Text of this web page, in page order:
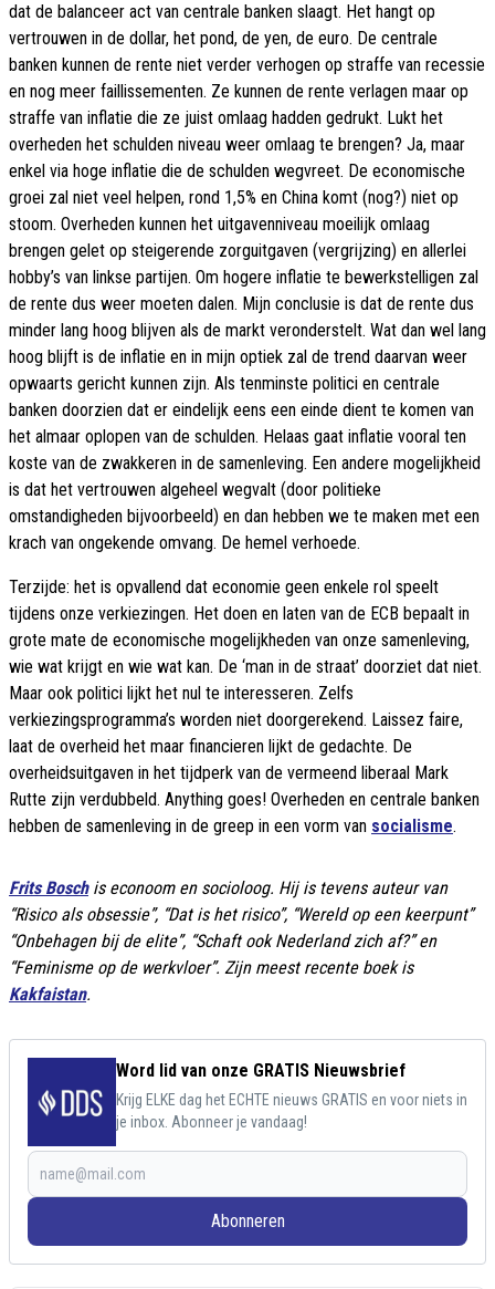
dat de balanceer act van centrale banken slaagt. Het hangt op
vertrouwen in de dollar, het pond, de yen, de euro. De centrale
banken kunnen de rente niet verder verhogen op straffe van recessie
en nog meer faillissementen. Ze kunnen de rente verlagen maar op
straffe van inflatie die ze juist omlaag hadden gedrukt. Lukt het
overheden het schulden niveau weer omlaag te brengen? Ja, maar
enkel via hoge inflatie die de schulden wegvreet. De economische
groei zal niet veel helpen, rond 1,5% en China komt (nog?) niet op
stoom. Overheden kunnen het uitgavenniveau moeilijk omlaag
brengen gelet op steigerende zorguitgaven (vergrijzing) en allerlei
hobby’s van linkse partijen. Om hogere inflatie te bewerkstelligen zal
de rente dus weer moeten dalen. Mijn conclusie is dat de rente dus
minder lang hoog blijven als de markt veronderstelt. Wat dan wel lang
hoog blijft is de inflatie en in mijn optiek zal de trend daarvan weer
opwaarts gericht kunnen zijn. Als tenminste politici en centrale
banken doorzien dat er eindelijk eens een einde dient te komen van
het almaar oplopen van de schulden. Helaas gaat inflatie vooral ten
koste van de zwakkeren in de samenleving. Een andere mogelijkheid
is dat het vertrouwen algeheel wegvalt (door politieke
omstandigheden bijvoorbeeld) en dan hebben we te maken met een
krach van ongekende omvang. De hemel verhoede.
Terzijde: het is opvallend dat economie geen enkele rol speelt
tijdens onze verkiezingen. Het doen en laten van de ECB bepaalt in
grote mate de economische mogelijkheden van onze samenleving,
wie wat krijgt en wie wat kan. De ‘man in de straat’ doorziet dat niet.
Maar ook politici lijkt het nul te interesseren. Zelfs
verkiezingsprogramma’s worden niet doorgerekend. Laissez faire,
laat de overheid het maar financieren lijkt de gedachte. De
overheidsuitgaven in het tijdperk van de vermeend liberaal Mark
Rutte zijn verdubbeld. Anything goes! Overheden en centrale banken
hebben de samenleving in de greep in een vorm van socialisme.
Frits Boschis econoom en socioloog. Hij is tevens auteur van
“Risico als obsessie”, “Dat is het risico”, “Wereld op een keerpunt”
“Onbehagen bij de elite”, “Schaft ook Nederland zich af?” en
“Feminisme op de werkvloer”. Zijn meest recente boek is
Kakfaistan.
Word lid van onze GRATIS Nieuwsbrief
Krijg ELKE dag het ECHTE nieuws GRATIS en voor niets in
je inbox. Abonneer je vandaag!
Abonneren